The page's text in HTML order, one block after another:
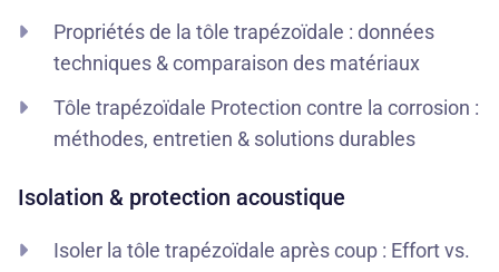
Propriétés de la tôle trapézoïdale : données
techniques & comparaison des matériaux
Tôle trapézoïdale Protection contre la corrosion :
méthodes, entretien & solutions durables
Isolation & protection acoustique
Isoler la tôle trapézoïdale après coup : Effort vs.